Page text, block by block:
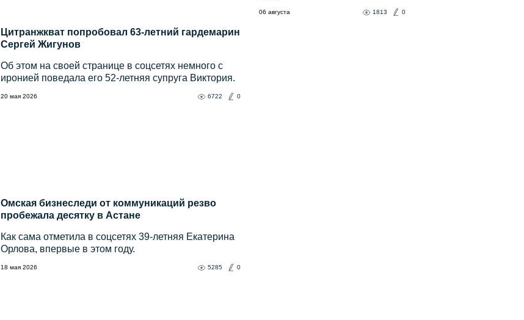
Цитранжкват попробовал 63-летний гардемарин
Сергей Жигунов
Об этом на своей странице в соцсетях немного с
иронией поведала его 52-летняя супруга Виктория.
20 мая 2026 6722 0
Омская бизнеследи от коммуникаций резво
пробежала десятку в Астане
Как сама отметила в соцсетях 39-летняя Екатерина
Орлова, впервые в этом году.
18 мая 2026 5285 0
06 августа 1813 0